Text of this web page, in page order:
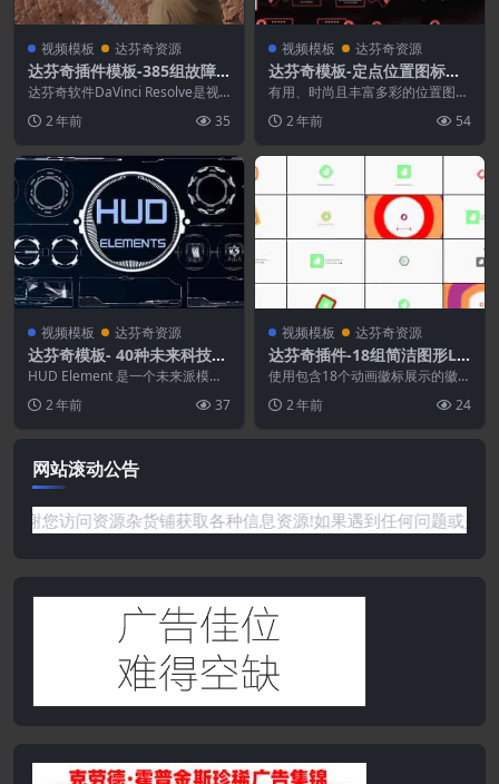
视频模板 达芬奇资源
达芬奇插件模板-385组故障
旋转移动扭曲笔刷水墨图形遮
罩缩放无缝视频转场预设V1+
2 两套
达芬奇软件DaVinci Resolve是视
新性的...
2 年前 35
视频模板 达芬奇资源
达芬奇模板-定点位置图标文
字介绍展示动画
有用、时尚且丰富多彩的位置图标
于使用，并且经过精心...
2 年前 54
视频模板 达芬奇资源
达芬奇模板- 40种未来科技感
HUD界面元素动画
HUD Element 是一个未来派模
的集合。为您...
2 年前 37
视频模板 达芬奇资源
达芬奇插件-18组简洁图形LO
GO标志开场小片头动画
使用包含18个动画徽标展示的徽标
展示采用平面简约风...
2 年前 24
网站滚动公告
谢您访问资源杂货铺获取各种信息资源!如果遇到任何问题或是网